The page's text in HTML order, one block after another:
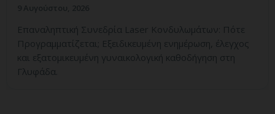
Επαναληπτική Συνεδρία Laser Κονδυλωμάτων: Πότε
Προγραμματίζεται; Εξειδικευμένη ενημέρωση, έλεγχος
και εξατομικευμένη γυναικολογική καθοδήγηση στη
Γλυφάδα.